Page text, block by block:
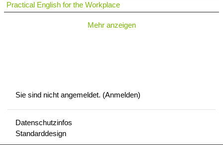
Practical English for the Workplace
Mehr anzeigen
Sie sind nicht angemeldet. (Anmelden)
Datenschutzinfos
Standarddesign